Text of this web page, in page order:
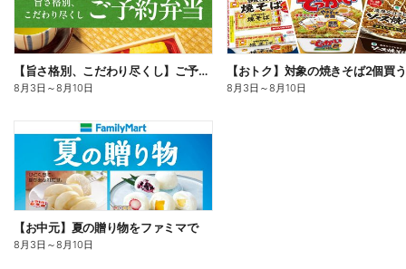
【旨さ格別、こだわり尽くし】ご予約弁当
8月3日 ～8月10日 8月3日 ～8月10日
【お中元】夏の贈り物をファミマで
8月3日 ～8月10日